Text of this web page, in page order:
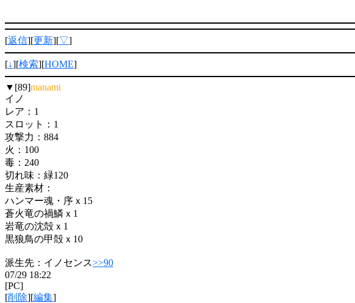
[返信][更新][▽]
[↓][検索][HOME]
▼[89]manami
イノ
レア：1
スロット：1
攻撃力：884
火：100
毒：240
切れ味：緑120
生産素材：
ハンマー魂・序ｘ15
蒼火竜の禍鱗ｘ1
岩竜の沈殻ｘ1
黒狼鳥の甲殻ｘ10
派生先：イノセンス>>90
07/29 18:22
[PC]
[削除][編集]